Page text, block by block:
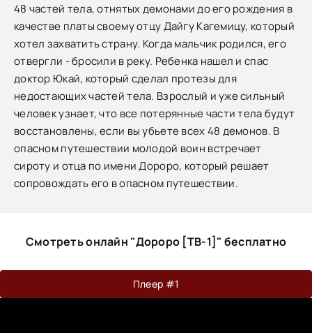
48 частей тела, отнятых демонами до его рождения в
качестве платы своему отцу Дайгу Кагемицу, который
хотел захватить страну. Когда мальчик родился, его
отвергли - бросили в реку. Ребенка нашел и спас
доктор Юкай, который сделал протезы для
недостающих частей тела. Взрослый и уже сильный
человек узнает, что все потерянные части тела будут
восстановлены, если вы убьете всех 48 демонов. В
опасном путешествии молодой воин встречает
сироту и отца по имени Дороро, который решает
сопровождать его в опасном путешествии.
Смотреть онлайн "Дороро [ТВ-1]" бесплатно
Плеер #1